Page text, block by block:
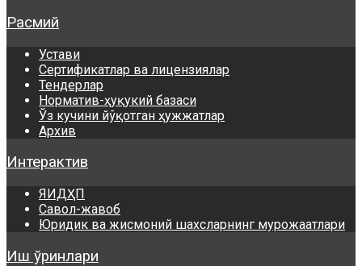
Расмий
Устави
Сертификатлар ва лицензиялар
Тендерлар
Норматив-ҳуқукий базаси
Ўз кучини йўқотган ҳужжатлар
Архив
Интерактив
ЯИДҲП
Савол-жавоб
Юридик ва жисмоний шахсларнинг мурожаатлари
Иш ўринлари